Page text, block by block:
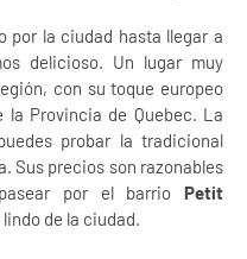
por la ciudad hasta llegar a
delicioso. Un lugar muy
con su toque europeo
Provincia de Quebec. La
probar la tradicional
Sus precios son razonables
por el barrio Petit
de la ciudad.